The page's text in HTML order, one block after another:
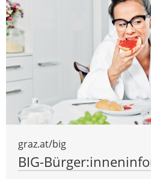
graz.at/big
BIG-